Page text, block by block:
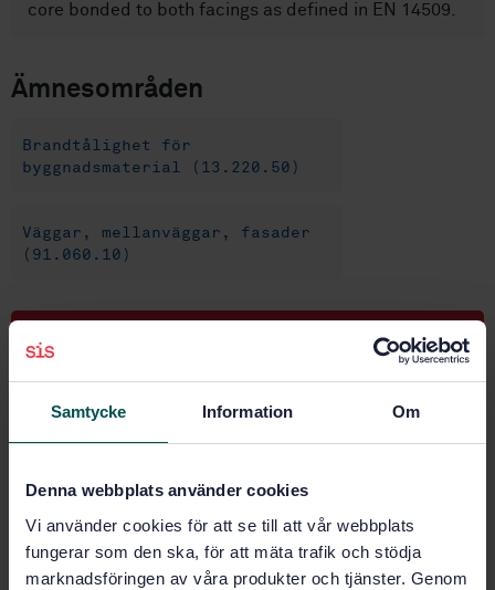
Samtycke Information Om
Denna webbplats använder cookies
Vi använder cookies för att se till att vår webbplats
fungerar som den ska, för att mäta trafik och stödja
marknadsföringen av våra produkter och tjänster. Genom
core bonded to both facings as defined in EN 14509.
Ämnesområden
Brandtålighet för
byggnadsmaterial (13.220.50)
Väggar, mellanväggar, fasader
(91.060.10)
Köp denna standard
SVENSK STANDARD
Sandwichkonstruktioner med skal av metall
Prenumerera på standarden - Läs mer